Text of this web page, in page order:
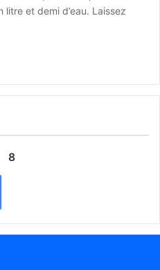
et demi d’eau. Laissez
8